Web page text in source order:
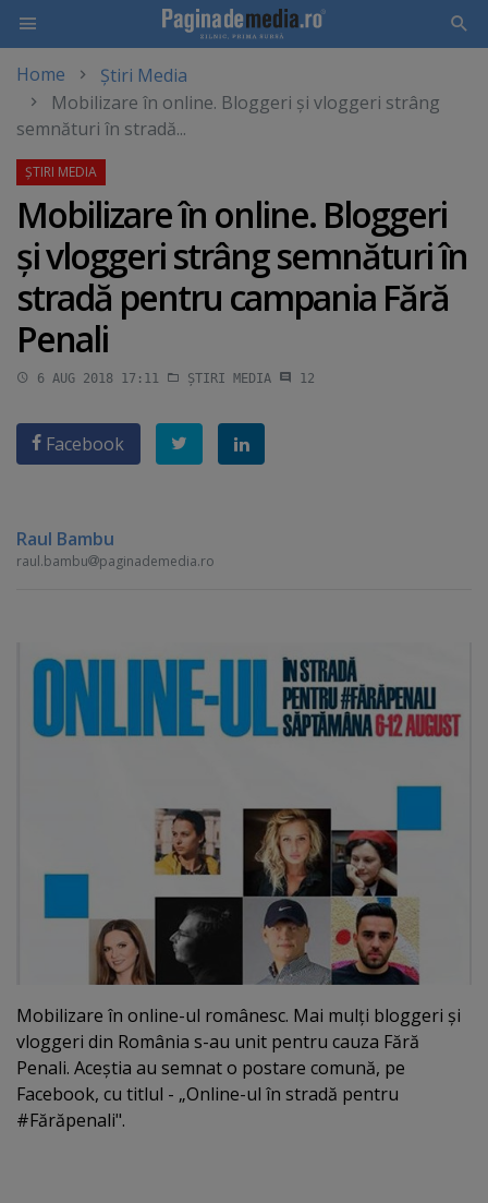
main
content
Home
Știri Media
Mobilizare în online. Bloggeri şi vloggeri strâng
semnături în stradă...
Mobilizare în online. Bloggeri
şi vloggeri strâng semnături în
stradă pentru campania Fără
Penali
6 AUG 2018 17:11 ȘTIRI MEDIA 12
Facebook
Raul Bambu
raul.bambu paginademedia.ro
Mobilizare în online-ul românesc. Mai mulţi bloggeri şi
vloggeri din România s-au unit pentru cauza Fără
Penali. Aceştia au semnat o postare comună, pe
Facebook, cu titlul - „Online-ul în stradă pentru
#Fărăpenali".